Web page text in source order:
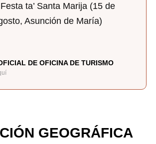
ta’ Santa Marija (15 de
Asunción de María)
DE OFICINA DE TURISMO
GEOGRÁFICA